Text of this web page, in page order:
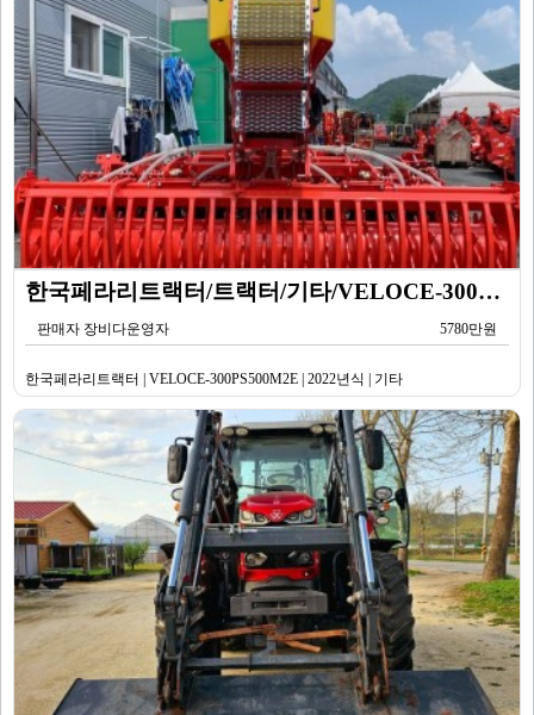
한국페라리트랙터/트랙터/기타/VELOCE-300PS500M2E/2022년식
판매자 장비다운영자 5780만원
한국페라리트랙터 | VELOCE-300PS500M2E | 2022년식 | 기타